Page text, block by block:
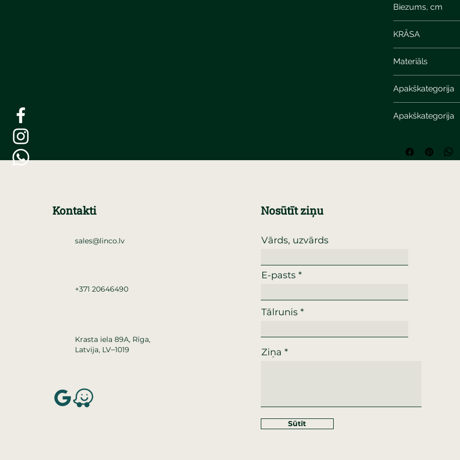
Biezums, cm
KRĀSA
Materiāls
Apakškategorija
Apakškategorija
Kontakti
sales@linco.lv
+371 20646490
Krasta iela 89A, Rīga,
Latvija, LV–1019
Nosūtīt ziņu
Vārds, uzvārds
E-pasts
Tālrunis
Ziņa
Sūtīt